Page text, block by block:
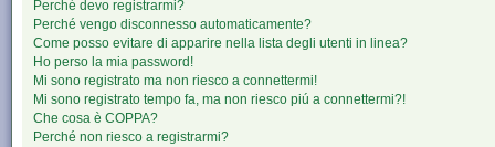
Perché devo registrarmi?
Perché vengo disconnesso automaticamente?
Come posso evitare di apparire nella lista degli utenti in linea?
Ho perso la mia password!
Mi sono registrato ma non riesco a connettermi!
Mi sono registrato tempo fa, ma non riesco piú a connettermi?!
Che cosa è COPPA?
Perché non riesco a registrarmi?